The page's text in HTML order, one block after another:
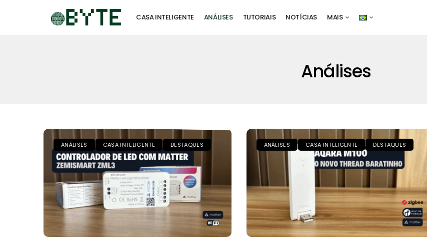
CASA INTELIGENTE ANÁLISES TUTORIAIS NOTÍCIAS MAIS
Análises
ANÁLISES CASA INTELIGENTE DESTAQUES ANÁLISES CASA INTELIGENTE DESTAQUES